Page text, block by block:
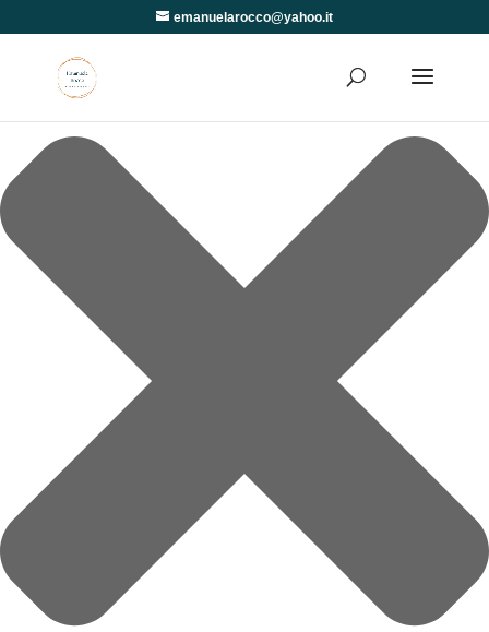
emanuelarocco@yahoo.it